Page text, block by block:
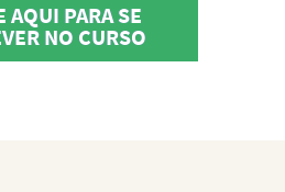
AQUI PARA SE
NO CURSO